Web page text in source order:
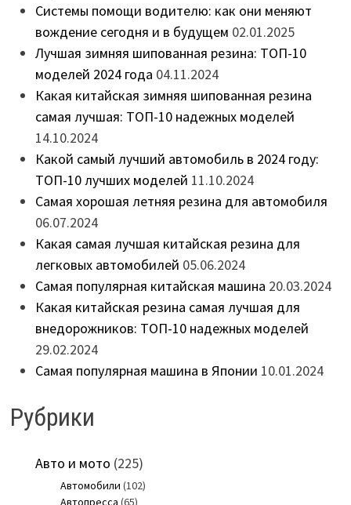
Системы помощи водителю: как они меняют
вождение сегодня и в будущем 02.01.2025
Лучшая зимняя шипованная резина: ТОП-10
моделей 2024 года 04.11.2024
Какая китайская зимняя шипованная резина
самая лучшая: ТОП-10 надежных моделей
14.10.2024
Какой самый лучший автомобиль в 2024 году:
ТОП-10 лучших моделей 11.10.2024
Самая хорошая летняя резина для автомобиля
06.07.2024
Какая самая лучшая китайская резина для
легковых автомобилей 05.06.2024
Самая популярная китайская машина 20.03.2024
Какая китайская резина самая лучшая для
внедорожников: ТОП-10 надежных моделей
29.02.2024
Самая популярная машина в Японии 10.01.2024
Рубрики
Авто и мото (225)
Автомобили (102)
Автопресса (65)